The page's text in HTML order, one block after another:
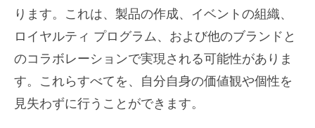
ります。これは、製品の作成、イベントの組織、
ロイヤルティ プログラム、および他のブランドと
のコラボレーションで実現される可能性がありま
す。これらすべてを、自分自身の価値観や個性を
見失わずに行うことができます。